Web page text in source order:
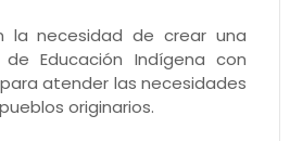
la necesidad de crear una
de Educación Indígena con
atender las necesidades
originarios.